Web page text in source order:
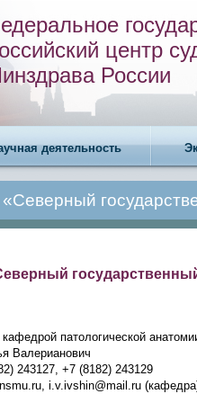
центр
России
деятельность
патологической
Валерианович
243127, +7 (8182) 243129
i.v.ivshin@mail.ru